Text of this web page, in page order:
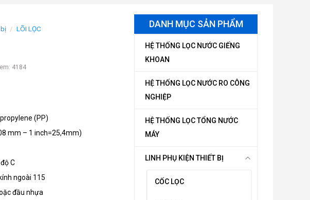
DANH MỤC SẢN PHẨM
HỆ THỐNG LỌC NƯỚC GIẾNG
KHOAN
HỆ THỐNG LỌC NƯỚC RO CÔNG
NGHIỆP
HỆ THỐNG LỌC TỔNG NƯỚC
MÁY
LINH PHỤ KIỆN THIẾT BỊ
CỐC LỌC
/ LÕI LỌC
4184
(PP)
mm – 1 inch=25,4mm)
C
ngoài 115
đầu nhựa